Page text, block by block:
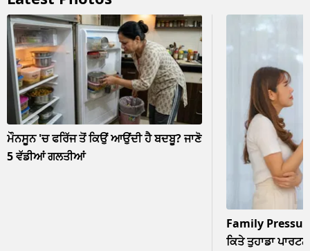
ਮੌਨਸੂਨ 'ਚ ਫਰਿੱਜ ਤੋਂ ਕਿਉਂ ਆਉਂਦੀ ਹੈ ਬਦਬੂ? ਜਾਣੋ
5 ਵੱਡੀਆਂ ਗਲਤੀਆਂ
Family
ਕਿਤੇ ਤੁਹਾਡਾ